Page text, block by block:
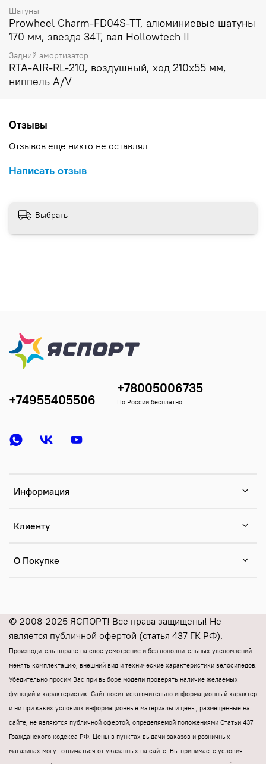
Шатуны
Prowheel Charm-FD04S-TT, алюминиевые шатуны
170 мм, звезда 34Т, вал Hollowtech II
Задний амортизатор
RTA-AIR-RL-210, воздушный, ход 210х55 мм,
ниппель A/V
Отзывы
Отзывов еще никто не оставлял
Написать отзыв
Выбрать
Информация
Клиенту
О Покупке
+74955405506
+78005006735
По России бесплатно
© 2008-2025 ЯСПОРТ! Все права защищены! Не
является публичной офертой (статья 437 ГК РФ).
Производитель вправе на свое усмотрение и без дополнительных уведомлений
менять комплектацию, внешний вид и технические характеристики велосипедов.
Убедительно просим Вас при выборе модели проверять наличие желаемых
функций и характеристик. Cайт носит исключительно информационный характер
и ни при каких условиях информационные материалы и цены, размещенные на
сайте, не являются публичной офертой, определяемой положениями Статьи 437
Гражданского кодекса РФ. Цены в пунктах выдачи заказов и розничных
магазинах могут отличаться от указанных на сайте. Вы принимаете условия